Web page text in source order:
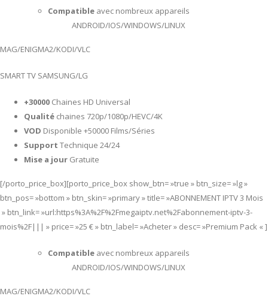
Compatible avec nombreux appareils
ANDROID/IOS/WINDOWS/LINUX
MAG/ENIGMA2/KODI/VLC
SMART TV SAMSUNG/LG
+30000 Chaines HD Universal
Qualité chaines 720p/1080p/HEVC/4K
VOD Disponible +50000 Films/Séries
Support Technique 24/24
Mise a jour Gratuite
[/porto_price_box][porto_price_box show_btn= »true » btn_size= »lg »
btn_pos= »bottom » btn_skin= »primary » title= »ABONNEMENT IPTV 3 Mois
» btn_link= »url:https%3A%2F%2Fmegaiptv.net%2Fabonnement-iptv-3-
mois%2F||| » price= »25 € » btn_label= »Acheter » desc= »Premium Pack « ]
Compatible avec nombreux appareils
ANDROID/IOS/WINDOWS/LINUX
MAG/ENIGMA2/KODI/VLC